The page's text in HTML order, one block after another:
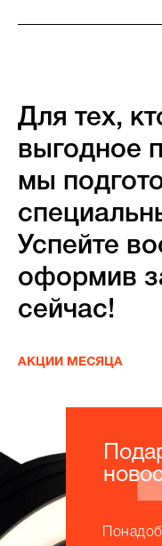
Для тех,
выгодное
мы
Успейте
оформив
сейчас!
АКЦИИ МЕСЯЦА